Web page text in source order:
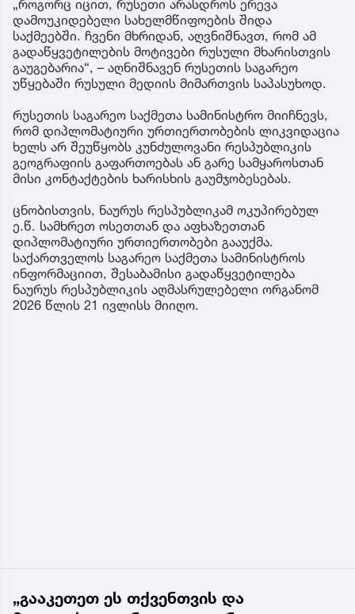
„როგორც იცით, რუსეთი არასდროს ერევა
დამოუკიდებელი სახელმწიფოების შიდა
საქმეებში. ჩვენი მხრიდან, აღვნიშნავთ, რომ ამ
გადაწყვეტილების მოტივები რუსული მხარისთვის
გაუგებარია“, – აღნიშნავენ რუსეთის საგარეო
უწყებაში რუსული მედიის მიმართვის საპასუხოდ.
რუსეთის საგარეო საქმეთა სამინისტრო მიიჩნევს,
რომ დიპლომატიური ურთიერთობების ლიკვიდაცია
ხელს არ შეუწყობს კუნძულოვანი რესპუბლიკის
გეოგრაფიის გაფართოებას ან გარე სამყაროსთან
მისი კონტაქტების ხარისხის გაუმჯობესებას.
ცნობისთვის, ნაურუს რესპუბლიკამ ოკუპირებულ
ე.წ. სამხრეთ ოსეთთან და აფხაზეთთან
დიპლომატიური ურთიერთობები გააუქმა.
საქართველოს საგარეო საქმეთა სამინისტროს
ინფორმაციით, შესაბამისი გადაწყვეტილება
ნაურუს რესპუბლიკის აღმასრულებელი ორგანომ
2026 წლის 21 ივლისს მიიღო.
„გააკეთეთ ეს თქვენთვის და